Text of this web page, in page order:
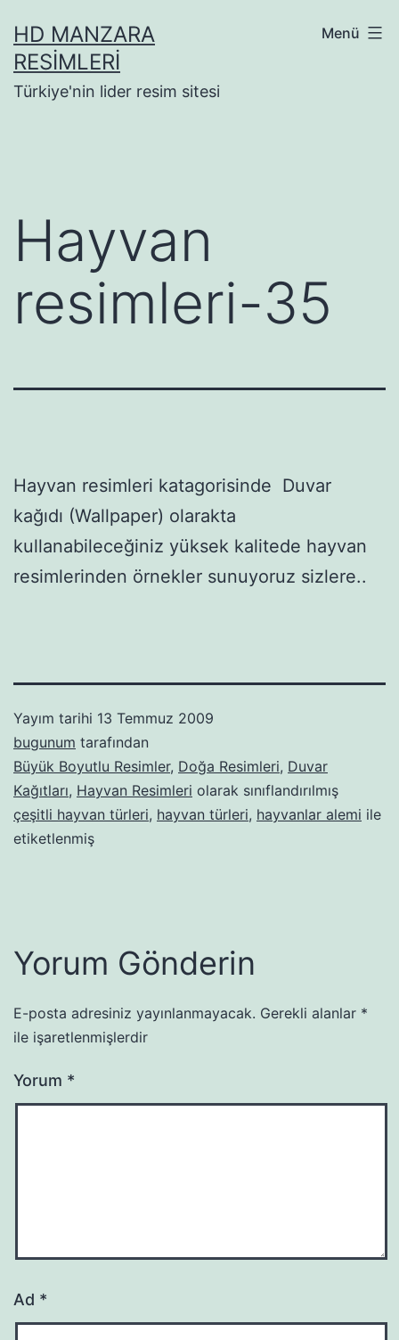
geçHD MANZARA
RESIMLERI
Türkiye'nin lider resim sitesi
Menü
Hayvan
resimleri-35
Hayvan resimleri katagorisinde Duvar
kağıdı (Wallpaper) olarakta
kullanabileceğiniz yüksek kalitede hayvan
resimlerinden örnekler sunuyoruz sizlere..
Yayım tarihi 13 Temmuz 2009
bugunum tarafından
Büyük Boyutlu Resimler, Doğa Resimleri, Duvar
Kağıtları, Hayvan Resimleri olarak sınıflandırılmış
çeşitli hayvan türleri, hayvan türleri, hayvanlar alemi ile
etiketlenmiş
Yorum Gönderin
E-posta adresiniz yayınlanmayacak. Gerekli alanlar *
ile işaretlenmişlerdir
Yorum *
Ad *